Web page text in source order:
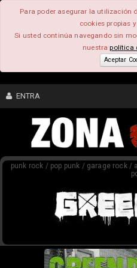
Para poder asegurar la utilización
cookies propias
Si usted continúa navegando sin
nuestrapolítica
Aceptar
ENTRA
CONTENIDO
COMUNIDAD
FEEEDBACK
punk rock / pop punk / garage rock